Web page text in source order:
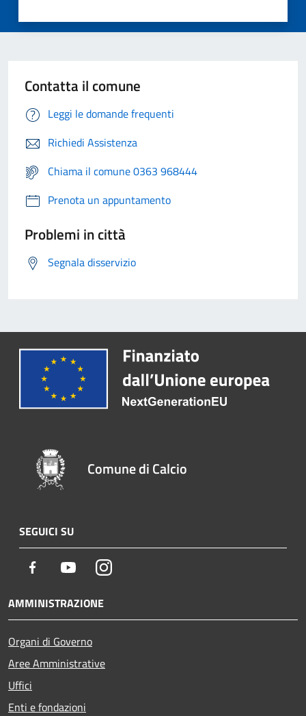
Contatta il comune
Leggi le domande frequenti
Richiedi Assistenza
Chiama il comune 0363 968444
Prenota un appuntamento
Problemi in città
Segnala disservizio
Comune di Calcio
SEGUICI SU
Facebook YoutubeInstagram
AMMINISTRAZIONE
Organi di Governo
Aree Amministrative
Uffici
Enti e fondazioni